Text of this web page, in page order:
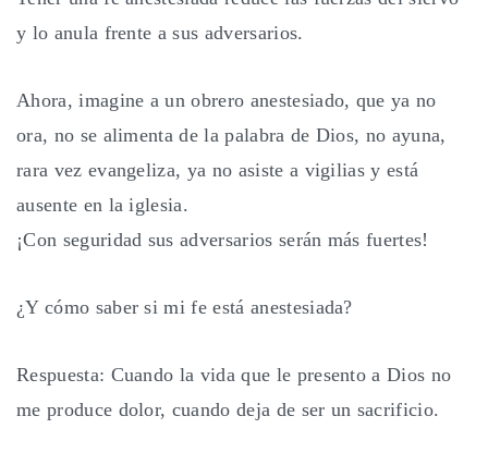
y lo anula frente a sus adversarios.
Ahora, imagine a un obrero anestesiado, que ya no
ora, no se alimenta de la palabra de Dios, no ayuna,
rara vez evangeliza, ya no asiste a vigilias y está
ausente en la iglesia.
¡Con seguridad sus adversarios serán más fuertes!
¿Y cómo saber si mi fe está anestesiada?
Respuesta: Cuando la vida que le presento a Dios no
me produce dolor, cuando deja de ser un sacrificio.